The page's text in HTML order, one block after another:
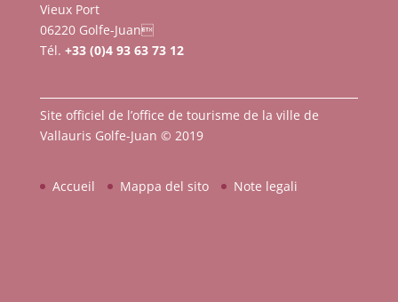
Vieux Port
06220 Golfe-Juan
Tél. +33 (0)4 93 63 73 12
Site officiel de l’office de tourisme de la ville de
Vallauris Golfe-Juan © 2019
Accueil Mappa del sito Note legali